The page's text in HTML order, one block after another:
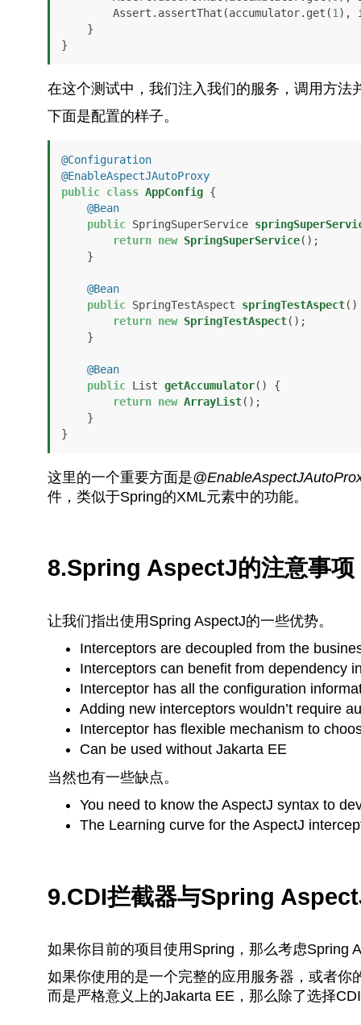
        Assert.assertThat(accumulator.get(
1 ),
}
在这个测试中，我们注入我们的服务，调用方法
下面是配置的样子。
@Configuration
@EnableAspectJAutoProxy
public class AppConfig {
@Bean
public SpringSuperService
return new SpringSuperService();
@Bean
public SpringTestAspect springTestAspect()
return new SpringTestAspect();
@Bean
public List getAccumulator()
{
return new ArrayList();
}
这里的一个重要方面是
件，类似于Spring的XML元素中的功能。
8.Spring AspectJ的注意事项
让我们指出使用Spring AspectJ的一些优势。
Interceptors are decoupled from the
Interceptors can benefit from dependency
Interceptor has all the configuration
Adding new interceptors wouldn’t require
Interceptor has flexible mechanism to
Can be used without Jakarta EE
当然也有一些缺点。
You need to know the AspectJ syntax to
The Learning curve for the AspectJ
9.CDI拦截器与Spring
如果你目前的项目使用Spring，那么考虑Spring
如果你使用的是一个完整的应用服务器，或者
而是严格意义上的Jakarta EE，那么除了选择